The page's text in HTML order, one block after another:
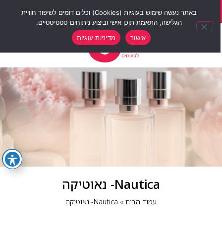
סוף שבוע של הנחות 12% הנחה על כל האתר עם קוד קופון weekend10
0
Nautica‏- נאוטיקה
עמוד הבית» Nautica‏- נאוטיקה
באתר נעשה שימוש בעוגיות (Cookies) וכלים דומים לשיפור חוויית
הגלישה, התאמת תוכן אישי וביצוע ניתוחים סטטיסטיים.
אישור
מדיניות עוגיות